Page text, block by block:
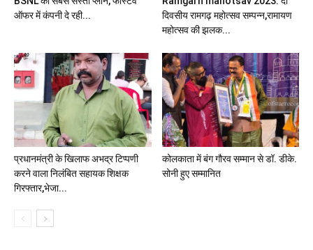
ऑफर में कंपनी दे रही...
दिवसीय रामगढ़ महोत्सव सम्पन्न,रामायण
महोत्सव की झलक...
प्रधानमंत्री के खिलाफ अभद्र टिप्पणी
करने वाला निलंबित सहायक शिक्षक
गिरफ्तार,भेजा...
कोलकाता में बंग गौरव सम्मान से डॉ. डीके.
सोनी हुए सम्मानित